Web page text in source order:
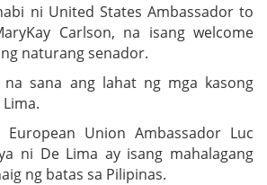
ni United States Ambassador to
Carlson, na isang welcome
naturang senador.
na sana ang lahat ng mga kasong
Union Ambassador Luc
ni De Lima ay isang mahalagang
ng batas sa Pilipinas.